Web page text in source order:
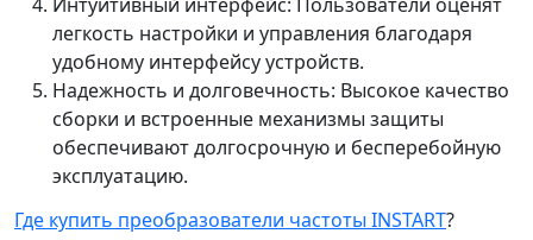
легкость настройки и управления благодаря
удобному интерфейсу устройств.
Надежность и долговечность: Высокое качество
сборки и встроенные механизмы защиты
обеспечивают долгосрочную и бесперебойную
эксплуатацию.
Где купить преобразователи частоты INSTART?